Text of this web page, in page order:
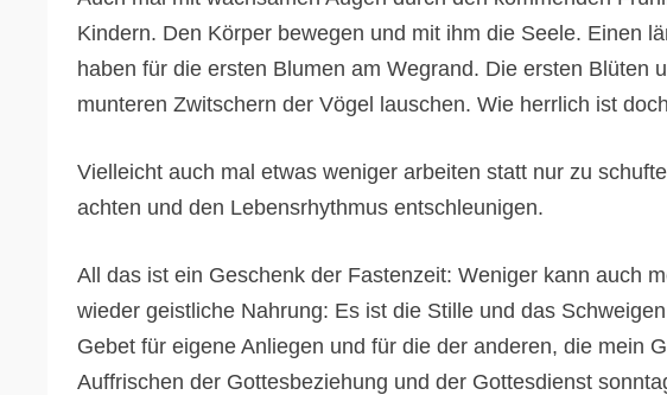
Kindern. Den Körper bewegen und mit ihm die Seele. Einen
haben für die ersten Blumen am Wegrand. Die ersten Blüten
munteren Zwitschern der Vögel lauschen. Wie herrlich ist
Vielleicht auch mal etwas weniger arbeiten statt nur zu
achten und den Lebensrhythmus entschleunigen.
All das ist ein Geschenk der Fastenzeit: Weniger kann auch
wieder geistliche Nahrung: Es ist die Stille und das
Gebet für eigene Anliegen und für die der anderen, die mein
Auffrischen der Gottesbeziehung und der Gottesdienst